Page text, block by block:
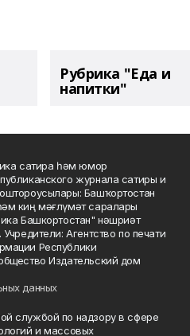
Рубрика "Еда и
напитки"
сатира һәм юмор
журнала сатиры и
Башҡортостан
киң мәғлүмәт саралары
Башкортостан" нәшриәт
Агентство по печати
Республики
Издательский дом
данных
службой по надзору в сфере
и массовых